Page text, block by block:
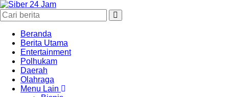
Beranda
Berita Utama
Entertainment
Polhukam
Daerah
Olahraga
Menu Lain